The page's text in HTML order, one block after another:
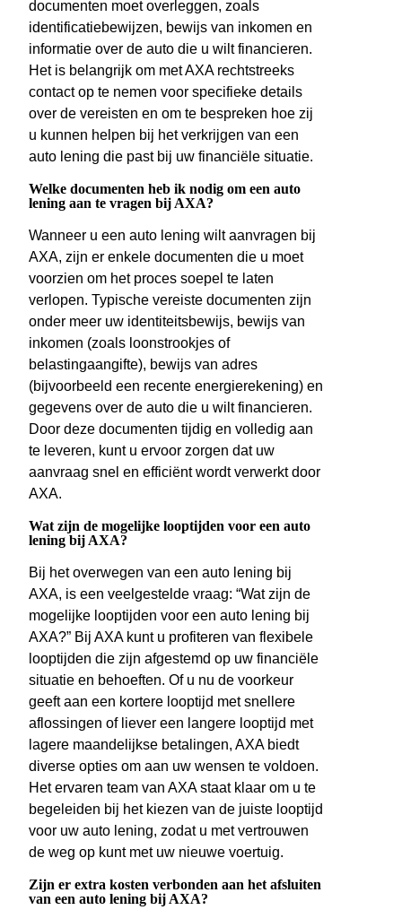
documenten moet overleggen, zoals
identificatiebewijzen, bewijs van inkomen en
informatie over de auto die u wilt financieren.
Het is belangrijk om met AXA rechtstreeks
contact op te nemen voor specifieke details
over de vereisten en om te bespreken hoe zij
u kunnen helpen bij het verkrijgen van een
auto lening die past bij uw financiële situatie.
Welke documenten heb ik nodig om een auto
lening aan te vragen bij AXA?
Wanneer u een auto lening wilt aanvragen bij
AXA, zijn er enkele documenten die u moet
voorzien om het proces soepel te laten
verlopen. Typische vereiste documenten zijn
onder meer uw identiteitsbewijs, bewijs van
inkomen (zoals loonstrookjes of
belastingaangifte), bewijs van adres
(bijvoorbeeld een recente energierekening) en
gegevens over de auto die u wilt financieren.
Door deze documenten tijdig en volledig aan
te leveren, kunt u ervoor zorgen dat uw
aanvraag snel en efficiënt wordt verwerkt door
AXA.
Wat zijn de mogelijke looptijden voor een auto
lening bij AXA?
Bij het overwegen van een auto lening bij
AXA, is een veelgestelde vraag: “Wat zijn de
mogelijke looptijden voor een auto lening bij
AXA?” Bij AXA kunt u profiteren van flexibele
looptijden die zijn afgestemd op uw financiële
situatie en behoeften. Of u nu de voorkeur
geeft aan een kortere looptijd met snellere
aflossingen of liever een langere looptijd met
lagere maandelijkse betalingen, AXA biedt
diverse opties om aan uw wensen te voldoen.
Het ervaren team van AXA staat klaar om u te
begeleiden bij het kiezen van de juiste looptijd
voor uw auto lening, zodat u met vertrouwen
de weg op kunt met uw nieuwe voertuig.
Zijn er extra kosten verbonden aan het afsluiten
van een auto lening bij AXA?